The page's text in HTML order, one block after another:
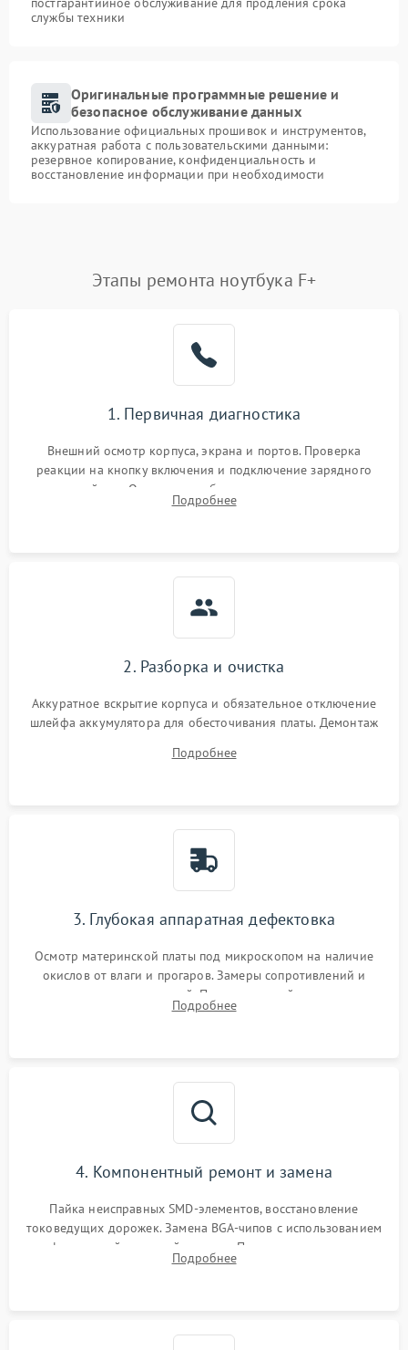
службы техники
Оригинальные программные решение и
безопасное обслуживание данных
Использование официальных прошивок и инструментов,
аккуратная работа с пользовательскими данными:
резервное копирование, конфиденциальность и
восстановление информации при необходимости
Этапы ремонта ноутбука F+
1. Первичная диагностика
Внешний осмотр корпуса, экрана и портов. Проверка
реакции на кнопку включения и подключение зарядного
устройства. Оценка потребления тока с помощью
лабораторного блока питания для локализации проблемы.
Подробнее
2. Разборка и очистка
Аккуратное вскрытие корпуса и обязательное отключение
шлейфа аккумулятора для обесточивания платы. Демонтаж
высохшей термопасты с кристаллов чипов.
Подробнее
3. Глубокая аппаратная дефектовка
Осмотр материнской платы под микроскопом на наличие
окислов от влаги и прогаров. Замеры сопротивлений и
дежурных напряжений. Проверка цепей питания,
мультиконтроллера, процессора и видеочипа.
Подробнее
4. Компонентный ремонт и замена
Пайка неисправных SMD-элементов, восстановление
токоведущих дорожек. Замена BGA-чипов с использованием
инфракрасной паяльной станции. Прошивка микросхемы
BIOS или замена поврежденных портов USB
Подробнее